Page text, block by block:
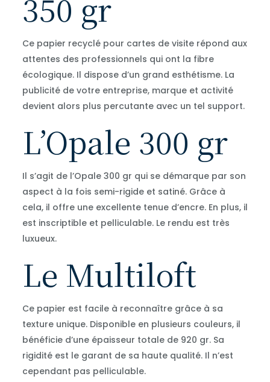
Ce papier recyclé pour cartes de visite répond aux
attentes des professionnels qui ont la fibre
écologique. Il dispose d’un grand esthétisme. La
publicité de votre entreprise, marque et activité
devient alors plus percutante avec un tel support.
L’Opale 300 gr
Il s’agit de l’Opale 300 gr qui se démarque par son
aspect à la fois semi-rigide et satiné. Grâce à
cela, il offre une excellente tenue d’encre. En plus, il
est inscriptible et pelliculable. Le rendu est très
luxueux.
Le Multiloft
Ce papier est facile à reconnaître grâce à sa
texture unique. Disponible en plusieurs couleurs, il
bénéficie d’une épaisseur totale de 920 gr. Sa
rigidité est le garant de sa haute qualité. Il n’est
cependant pas pelliculable.